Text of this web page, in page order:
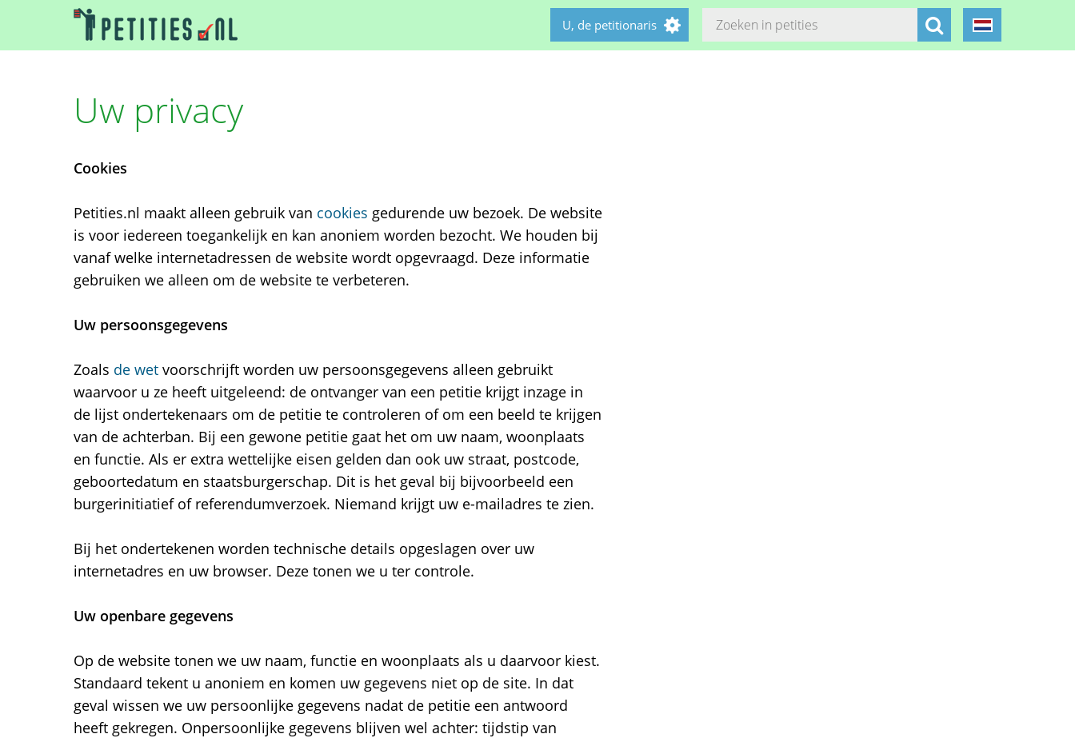
U, de petitionaris
Uw privacy
Cookies
Petities.nl maakt alleen gebruik van cookies gedurende uw bezoek. De website
is voor iedereen toegankelijk en kan anoniem worden bezocht. We houden bij
vanaf welke internetadressen de website wordt opgevraagd. Deze informatie
gebruiken we alleen om de website te verbeteren.
Uw persoonsgegevens
Zoals de wet voorschrijft worden uw persoonsgegevens alleen gebruikt
waarvoor u ze heeft uitgeleend: de ontvanger van een petitie krijgt inzage in
de lijst ondertekenaars om de petitie te controleren of om een beeld te krijgen
van de achterban. Bij een gewone petitie gaat het om uw naam, woonplaats
en functie. Als er extra wettelijke eisen gelden dan ook uw straat, postcode,
geboortedatum en staatsburgerschap. Dit is het geval bij bijvoorbeeld een
burgerinitiatief of referendumverzoek. Niemand krijgt uw e-mailadres te zien.
Bij het ondertekenen worden technische details opgeslagen over uw
internetadres en uw browser. Deze tonen we u ter controle.
Uw openbare gegevens
Op de website tonen we uw naam, functie en woonplaats als u daarvoor kiest.
Standaard tekent u anoniem en komen uw gegevens niet op de site. In dat
geval wissen we uw persoonlijke gegevens nadat de petitie een antwoord
heeft gekregen. Onpersoonlijke gegevens blijven wel achter: tijdstip van